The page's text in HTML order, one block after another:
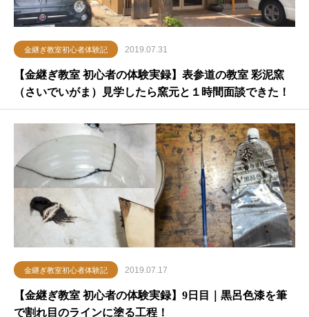
金継ぎ教室初心者体験記 2019.07.31
【金継ぎ教室 初心者の体験実録】表参道の教室 彩泥窯
（さいでいがま）見学したら窯元と１時間面談できた！
金継ぎ教室初心者体験記 2019.07.17
【金継ぎ教室 初心者の体験実録】9日目｜黒呂色漆を筆
で割れ目のラインに塗る工程！